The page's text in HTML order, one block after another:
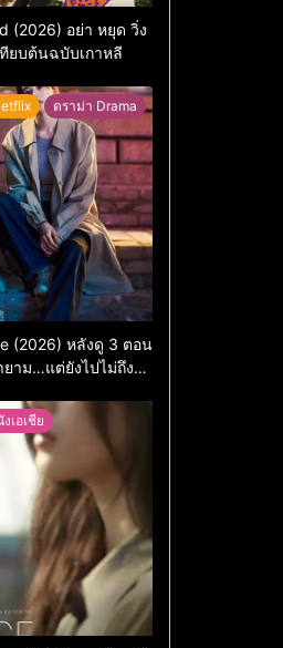
(2026) อย่า หยุด วิ่ง
ยบต้นฉบับเกาหลี
ดราม่า Drama
(2026) หลังดู 3 ตอน
าม…แต่ยังไปไม่ถึง
เอเชีย